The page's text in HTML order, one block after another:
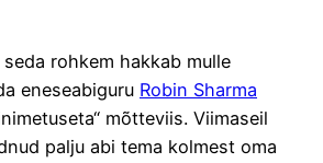
rohkem hakkab mulle
eneseabiguru Robin Sharma
mõtteviis. Viimaseil
palju abi tema kolmest oma